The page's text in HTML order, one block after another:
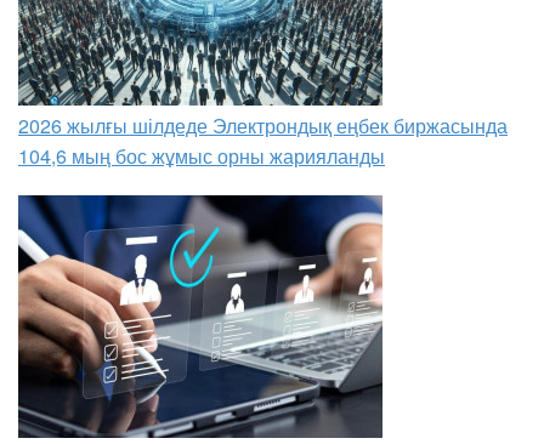
2026 жылғы шілдеде Электрондық еңбек биржасында
104,6 мың бос жұмыс орны жарияланды